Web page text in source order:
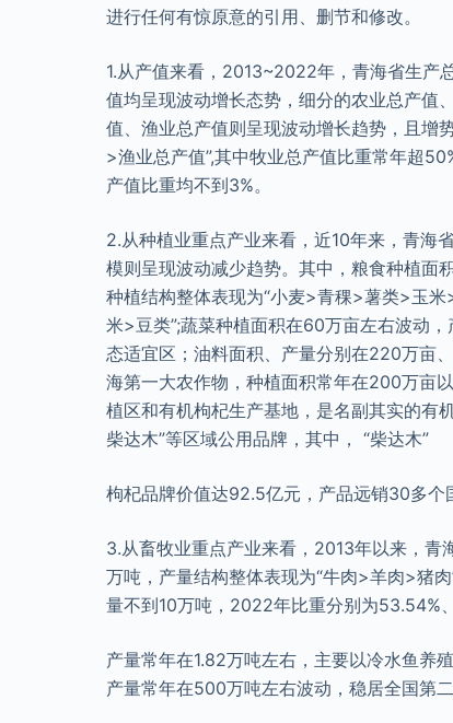
进行任何有惊原意的引用、删节和修改。
1.从产值来看，2013~2022年，青海省生产
值均呈现波动增长态势，细分的农业总产值
值、渔业总产值则呈现波动增长趋势，且增
>渔业总产值”,其中牧业总产值比重常年超
产值比重均不到3%。
2.从种植业重点产业来看，近10年来，青海
模则呈现波动减少趋势。其中，粮食种植面
种植结构整体表现为“小麦>青稞>薯类>玉
米>豆类”;蔬菜种植面积在60万亩左右波动
态适宜区；油料面积、产量分别在220万亩
海第一大农作物，种植面积常年在200万亩
植区和有机枸杞生产基地，是名副其实的有
柴达木”等区域公用品牌，其中， “柴达木”
枸杞品牌价值达92.5亿元，产品远销30多个
3.从畜牧业重点产业来看，2013年以来，
万吨，产量结构整体表现为“牛肉>羊肉>猪
量不到10万吨，2022年比重分别为53.54%
产量常年在1.82万吨左右，主要以冷水鱼养
产量常年在500万吨左右波动，稳居全国第二